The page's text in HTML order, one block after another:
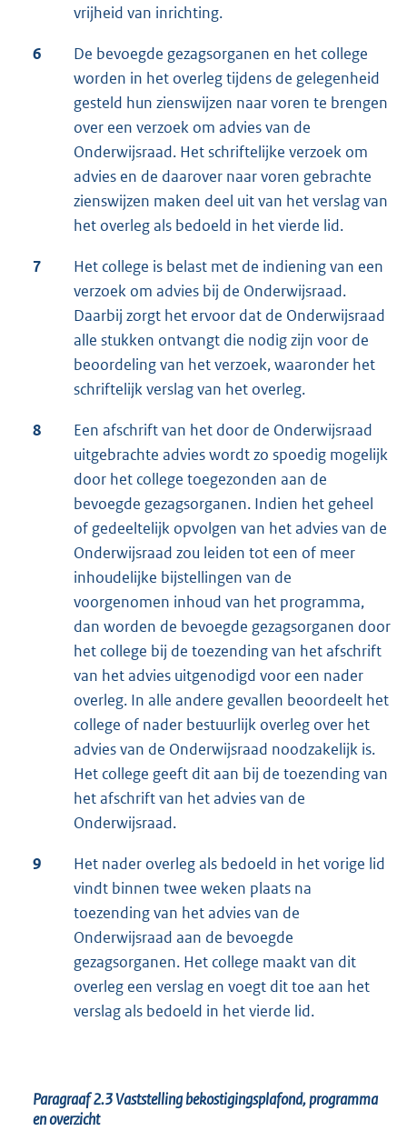
vrijheid van inrichting.
6
De bevoegde gezagsorganen en het college
worden in het overleg tijdens de gelegenheid
gesteld hun zienswijzen naar voren te brengen
over een verzoek om advies van de
Onderwijsraad. Het schriftelijke verzoek om
advies en de daarover naar voren gebrachte
zienswijzen maken deel uit van het verslag van
het overleg als bedoeld in het vierde lid.
7
Het college is belast met de indiening van een
verzoek om advies bij de Onderwijsraad.
Daarbij zorgt het ervoor dat de Onderwijsraad
alle stukken ontvangt die nodig zijn voor de
beoordeling van het verzoek, waaronder het
schriftelijk verslag van het overleg.
8
Een afschrift van het door de Onderwijsraad
uitgebrachte advies wordt zo spoedig mogelijk
door het college toegezonden aan de
bevoegde gezagsorganen. Indien het geheel
of gedeeltelijk opvolgen van het advies van de
Onderwijsraad zou leiden tot een of meer
inhoudelijke bijstellingen van de
voorgenomen inhoud van het programma,
dan worden de bevoegde gezagsorganen door
het college bij de toezending van het afschrift
van het advies uitgenodigd voor een nader
overleg. In alle andere gevallen beoordeelt het
college of nader bestuurlijk overleg over het
advies van de Onderwijsraad noodzakelijk is.
Het college geeft dit aan bij de toezending van
het afschrift van het advies van de
Onderwijsraad.
9
Het nader overleg als bedoeld in het vorige lid
vindt binnen twee weken plaats na
toezending van het advies van de
Onderwijsraad aan de bevoegde
gezagsorganen. Het college maakt van dit
overleg een verslag en voegt dit toe aan het
verslag als bedoeld in het vierde lid.
Paragraaf 2.3Vaststelling bekostigingsplafond, programma
en overzicht